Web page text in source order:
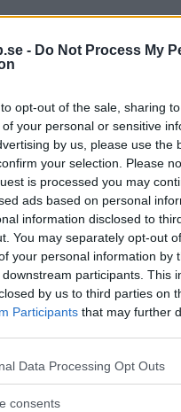
- Do Not Process My
opt-out of the sale, sharing
of your personal or sensitive
by us, please use the
your selection. Please
is processed you may
ads based on personal
information disclosed to
You may separately opt-out
your personal information by
downstream participants. This
by us to third parties on
Participants that may further
that this website/app uses one
your visit or usage behaviour.
Data Processing Opt Outs
consents